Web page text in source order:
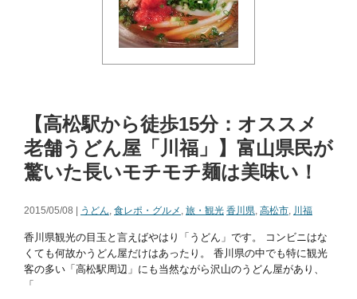
【高松駅から徒歩15分：オススメ
老舗うどん屋「川福」】富山県民が
驚いた長いモチモチ麺は美味い！
2015/05/08 | うどん, 食レポ・グルメ , 旅・観光 香川県, 高松市, 川福
香川県観光の目玉と言えばやはり「うどん」です。 コンビニはな
くても何故かうどん屋だけはあったり。 香川県の中でも特に観光
客の多い「高松駅周辺」にも当然ながら沢山のうどん屋があり、
「